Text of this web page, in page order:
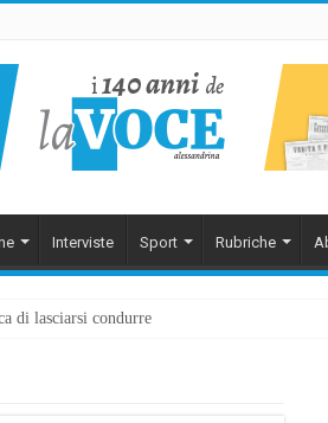
Interviste Sport Rubriche
di lasciarsi condurre